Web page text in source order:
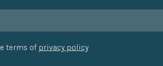
terms of privacy policy